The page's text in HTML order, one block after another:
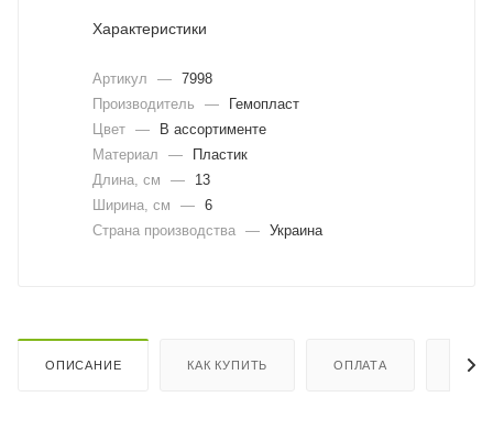
Характеристики
Артикул — 7998
Производитель
—
Гемопласт
Цвет —
В ассортименте
Материал
—
Пластик
Длина, cм
—
13
Ширина, cм
— 6
Страна производства — Украина
ОПИСАНИЕ КАК КУПИТЬ ОПЛАТА